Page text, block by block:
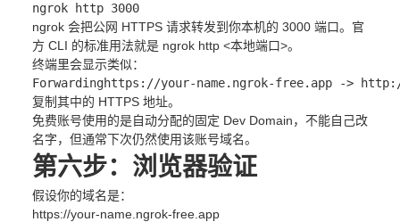
ngrok http 3000
ngrok 会把公网 HTTPS 请求转发到你本机的 3000 端口。官
方 CLI 的标准用法就是 ngrok http <本地端口>。
终端里会显示类似：
Forwardinghttps://your-name.ngrok-free.app ->
复制其中的 HTTPS 地址。
免费账号使用的是自动分配的固定 Dev Domain，不能自己改
名字，但通常下次仍然使用该账号域名。
第六步：浏览器验证
假设你的域名是：
https://your-name.ngrok-free.app